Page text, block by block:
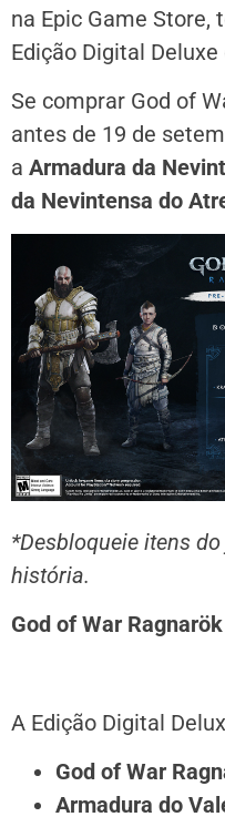
na Epic Game Store,
Edição Digital Deluxe
Se comprar God of
antes de 19 de
a Armadura da
da Nevintensa do
*Desbloqueie itens
história.
God of War
A Edição Digital
God of War
Armadura do